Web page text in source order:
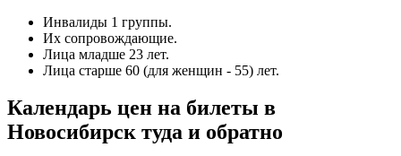
Инвалиды 1 группы.
Их сопровождающие.
Лица младше 23 лет.
Лица старше 60 (для женщин - 55) лет.
Календарь цен на билеты в
Новосибирск туда и обратно